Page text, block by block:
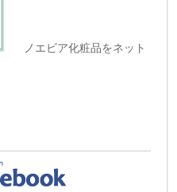
ノエビア化粧品をネット